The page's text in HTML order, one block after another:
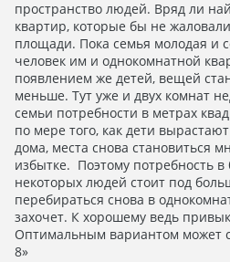
пространство людей. Вряд ли
квартир, которые бы не
площади. Пока семья молодая и
человек им и однокомнатной
появлением же детей, вещей
меньше. Тут уже и двух комнат
семьи потребности в метрах
по мере того, как дети
дома, места снова становиться
избытке. Поэтому потребность в
некоторых людей стоит под
перебираться снова в
захочет. К хорошему ведь
Оптимальным вариантом может
8»